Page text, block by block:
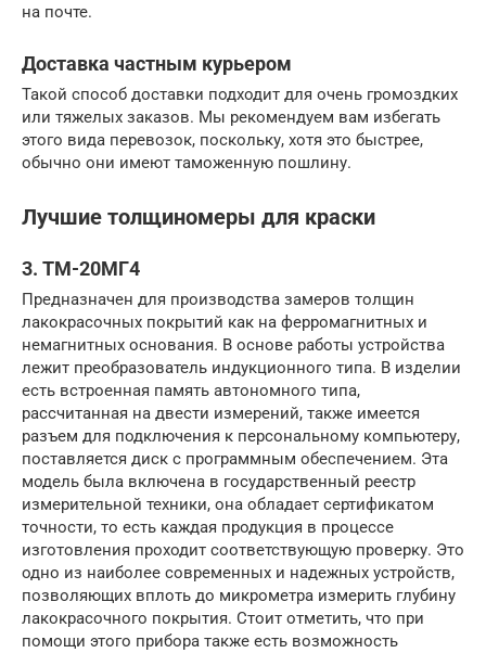
на почте.
Доставка частным курьером
Такой способ доставки подходит для очень громоздких
или тяжелых заказов. Мы рекомендуем вам избегать
этого вида перевозок, поскольку, хотя это быстрее,
обычно они имеют таможенную пошлину.
Лучшие толщиномеры для краски
3. ТМ-20МГ4
Предназначен для производства замеров толщин
лакокрасочных покрытий как на ферромагнитных и
немагнитных основания. В основе работы устройства
лежит преобразователь индукционного типа. В изделии
есть встроенная память автономного типа,
рассчитанная на двести измерений, также имеется
разъем для подключения к персональному компьютеру,
поставляется диск с программным обеспечением. Эта
модель была включена в государственный реестр
измерительной техники, она обладает сертификатом
точности, то есть каждая продукция в процессе
изготовления проходит соответствующую проверку. Это
одно из наиболее современных и надежных устройств,
позволяющих вплоть до микрометра измерить глубину
лакокрасочного покрытия. Стоит отметить, что при
помощи этого прибора также есть возможность